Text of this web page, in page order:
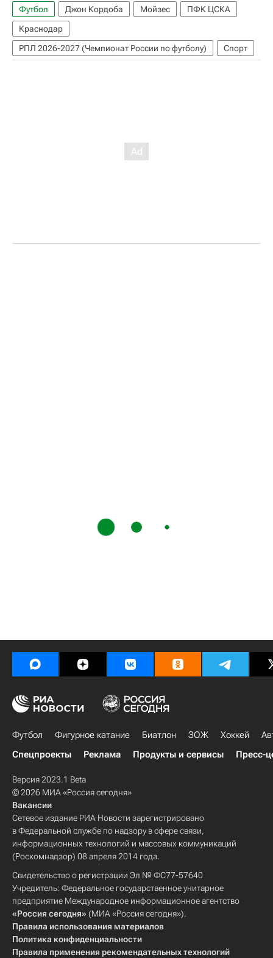
Футбол Джон Кордоба Мойзес
ПФК ЦСКА
Краснодар
РПЛ 2026-2027 (Чемпионат России по футболу)
Спорт
Футбол Фигурное катание Биатлон ЗОЖ Хоккей
Спецпроекты
Реклама Продукты и сервисы Пресс-
Версия 2023.1 Beta
© 2026 МИА «Россия сегодня»
Вакансии
Сетевое издание РИА Новости зарегистрировано
в Федеральной службе по надзору в сфере связи,
информационных технологий и массовых коммуникаций
(Роскомнадзор) 08 апреля 2014 года.
Свидетельство о регистрации Эл № ФС77-57640
Учредитель: Федеральное государственное унитарное
предприятие Международное информационное агентство
«Россия сегодня» (МИА «Россия сегодня»).
Правила использования материалов
Политика конфиденциальности
Правила применения рекомендательных технологий